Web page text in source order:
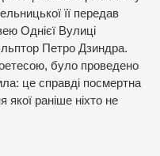
її передав
Однієї Вулиці
Петро Дзиндра.
було проведено
це справді посмертна
якої раніше ніхто не